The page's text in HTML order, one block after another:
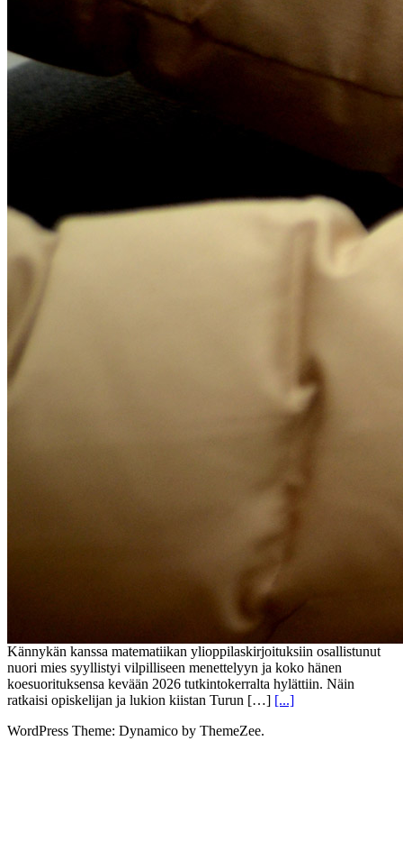
Kännykän kanssa matematiikan ylioppilaskirjoituksiin osallistunut
nuori mies syyllistyi vilpilliseen menettelyyn ja koko hänen
koesuorituksensa kevään 2026 tutkintokerralta hylättiin. Näin
ratkaisi opiskelijan ja lukion kiistan Turun […] [...]
WordPress Theme: Dynamico by ThemeZee.